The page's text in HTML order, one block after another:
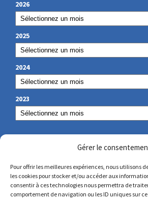
Gérer le
Pour offrir les meilleures expériences, nous utilisons
les cookies pour stocker et/ou accéder aux
consentir à ces technologies nous permettra de
comportement de navigation ou les ID uniques sur ce
2026
2025
2024
2023
NUESTROS DATOS DE
secretariat@lamennais.org